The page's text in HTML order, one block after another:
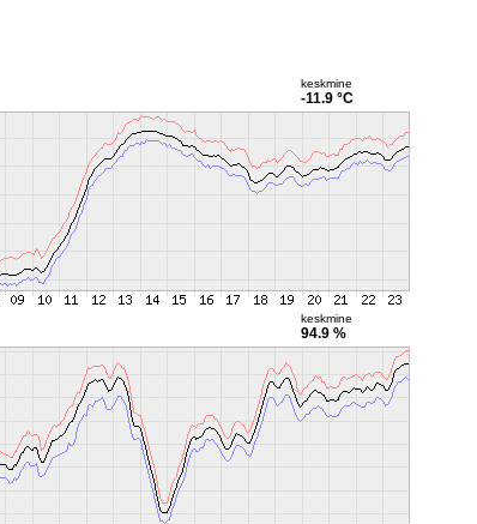
keskmine
-11.9 °C
keskmine
94.9 %